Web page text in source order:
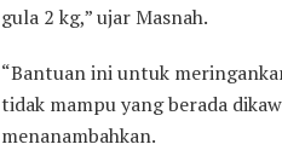
gula 2 kg,” ujar Masnah.
“Bantuan ini untuk
tidak mampu yang berada
menanambahkan.